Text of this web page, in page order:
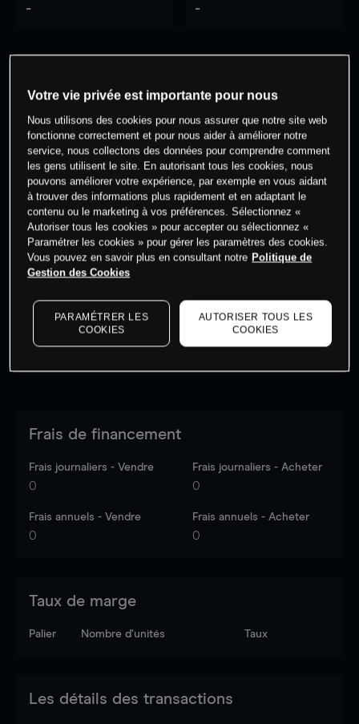
- -
cet actif
Commencez à trader
Les prix sont indicatifs.Connectez-vous pour voir les
dernières données du marché.
Frais de financement
Frais journaliers - Vendre
0
Frais journaliers - Acheter
0
Frais annuels - Vendre
0
Frais annuels - Acheter
0
Taux de marge
Palier Nombre d’unités Taux
Les détails des transactions
Votre vie privée est importante pour nous
Nous utilisons des cookies pour nous assurer que notre site web
fonctionne correctement et pour nous aider à améliorer notre
service, nous collectons des données pour comprendre comment
les gens utilisent le site. En autorisant tous les cookies, nous
pouvons améliorer votre expérience, par exemple en vous aidant
à trouver des informations plus rapidement et en adaptant le
contenu ou le marketing à vos préférences. Sélectionnez «
Autoriser tous les cookies » pour accepter ou sélectionnez «
Paramétrer les cookies » pour gérer les paramètres des cookies.
Vous pouvez en savoir plus en consultant notre Politique de
Gestion des Cookies
PARAMÉTRER LES
COOKIES
AUTORISER TOUS LES
COOKIES